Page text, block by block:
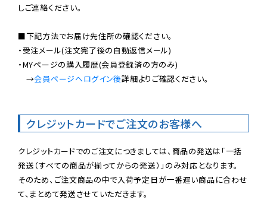
しご連絡ください。
■下記方法でお届け先住所の確認ください。
・受注メール(注文完了後の自動返信メール)
・MYページの購入履歴(会員登録済の方のみ)
→会員ページへログイン後詳細よりご確認ください。
クレジットカードでご注文のお客様へ
クレジットカードでのご注文につきましては、商品の発送は「一括
発送（すべての商品が揃ってからの発送）」のみ対応となります。
そのため、ご注文商品の中で入荷予定日が一番遅い商品に合わせ
て、まとめて発送させていただきます。